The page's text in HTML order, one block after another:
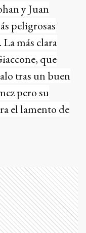
y Juan
peligrosas
más clara
que
tras un buen
pero su
el lamento de